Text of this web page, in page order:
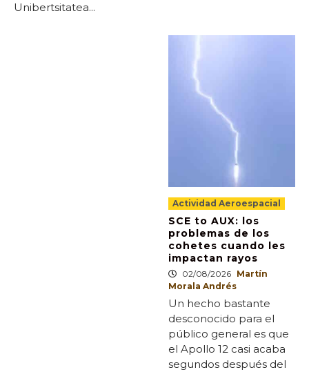
Unibertsitatea...
Actividad Aeroespacial
SCE to AUX: los
problemas de los
cohetes cuando les
impactan rayos
02/08/2026 Martín
Morala Andrés
Un hecho bastante
desconocido para el
público general es que
el Apollo 12 casi acaba
segundos después del